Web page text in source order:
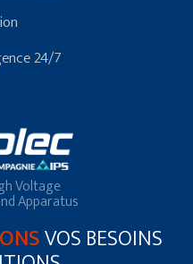
24/7
Voltage
Apparatus
VOS BESOINS